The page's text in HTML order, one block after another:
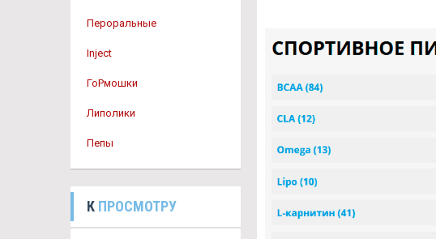
Пероральные
Inject
ГоРмошки
Липолики
Пепы
К ПРОСМОТРУ